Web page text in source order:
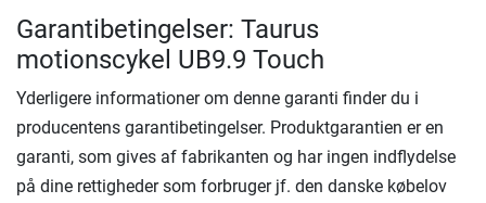
Garantibetingelser: Taurus
motionscykel UB9.9 Touch
Yderligere informationer om denne garanti finder du i
producentens garantibetingelser. Produktgarantien er en
garanti, som gives af fabrikanten og har ingen indflydelse
på dine rettigheder som forbruger jf. den danske købelov